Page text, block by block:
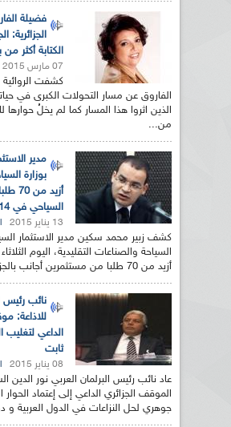
فضيلة
الجزائرية:
الكتابة أكثر
07 مارس 2015
كشفت الروائية
الفاروق عن مسار التحولات الكبرى في
الذين اثروا هذا المسار كما لم يخلُ حوارها
من...
مدير
بوزارة
أزيد
السياحي في 2014
13 يناير 2015
كشف زبير محمد سكين مدير الاستثمار
السياحة والصناعات التقليدية، اليوم
أزيد من 70 طلبا من مستثمرين أجانب بالجزائر...
نائب رئيس
للاذاعة:
الداعي لتغليب
ثابت
08 يناير 2015
عاد نائب رئيس البرلمان العربي نور الدين
الموقف الجزائري الداعي إلى إعتماد
جوهري لحل النزاعات في الدول العربية و